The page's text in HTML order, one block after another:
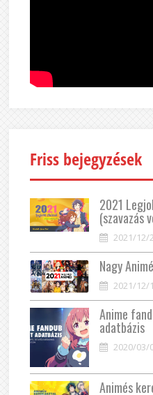
Friss bejegyzések
2021
(szavazás
2021/12/
Nagy
2021/12/
Anime
adatbázis
2020/03/
Animés